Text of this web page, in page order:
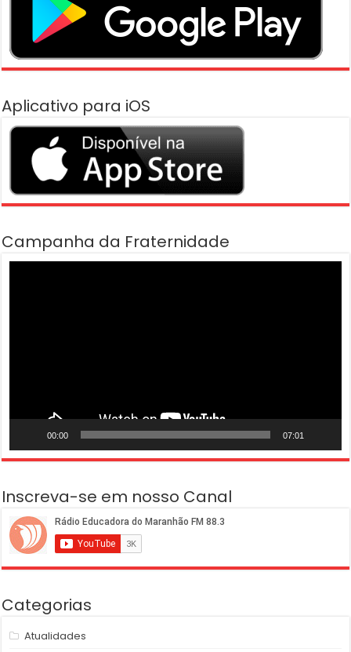
Aplicativo para iOS
Campanha da Fraternidade
00:00 07:01
Inscreva-se em nosso Canal
Categorias
Atualidades